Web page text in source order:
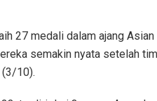
27 medali dalam ajang
semakin nyata setelah
(3/10).